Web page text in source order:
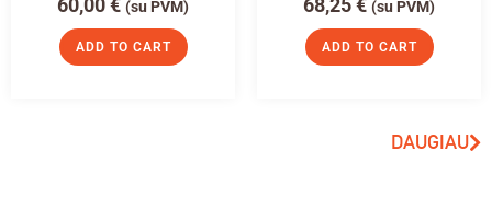
60,00€ (su PVM)
ADD TO CART
68,25€ (su PVM)
ADD TO CART
DAUGIAU